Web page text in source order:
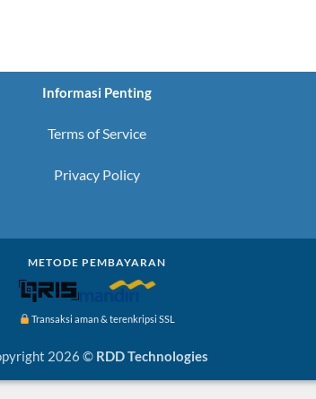
Informasi Penting
Terms of Service
Privacy Policy
METODE PEMBAYARAN
Transaksi aman & terenkripsi SSL
2026 © RDD Technologies